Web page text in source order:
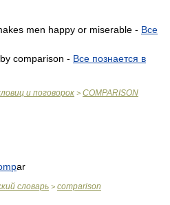
men happy or miserable - Все
comparison - Все познается в
и поговорок > COMPARISON
ar
словарь > comparison